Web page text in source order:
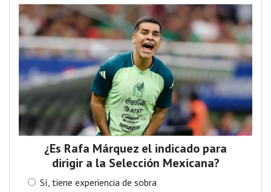
¿Es Rafa Márquez el indicado para
dirigir a la Selección Mexicana?
Sí, tiene experiencia de sobra